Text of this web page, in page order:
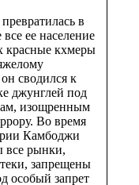
в
ее население
красные кхмеры
сводился к
джунглей под
изощренным
Во время
Камбоджи
все рынки,
запрещены
особый запрет